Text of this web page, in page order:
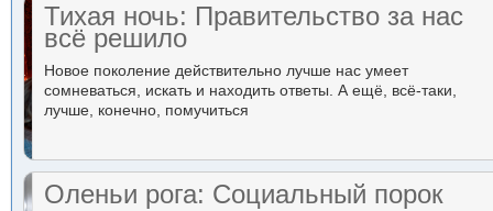
Тихая ночь: Правительство за нас
всё решило
Новое поколение действительно лучше нас умеет
сомневаться, искать и находить ответы. А ещё, всё-таки,
лучше, конечно, помучиться
Оленьи рога: Социальный порок